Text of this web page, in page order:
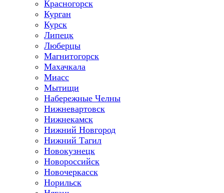
Красногорск
Курган
Курск
Липецк
Люберцы
Магнитогорск
Махачкала
Миасс
Мытищи
Набережные Челны
Нижневартовск
Нижнекамск
Нижний Новгород
Нижний Тагил
Новокузнецк
Новороссийск
Новочеркасск
Норильск